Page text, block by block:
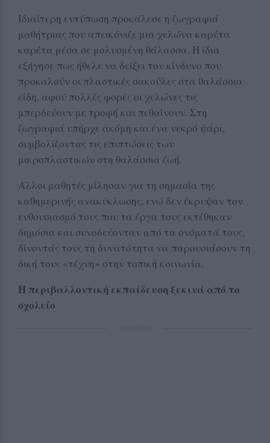
Ιδιαίτερη εντύπωση προκάλεσε η ζωγραφιά
μαθήτριας που απεικόνιζε μια χελώνα καρέτα
καρέτα μέσα σε μολυσμένη θάλασσα. Η ίδια
εξήγησε πως ήθελε να δείξει τον κίνδυνο που
προκαλούν οι πλαστικές σακούλες στα θαλάσσια
είδη, αφού πολλές φορές οι χελώνες τις
μπερδεύουν με τροφή και πεθαίνουν. Στη
ζωγραφιά υπήρχε ακόμη και ένα νεκρό ψάρι,
συμβολίζοντας τις επιπτώσεις των
μικροπλαστικών στη θαλάσσια ζωή.
Άλλοι μαθητές μίλησαν για τη σημασία της
καθημερινής ανακύκλωσης, ενώ δεν έκρυψαν τον
ενθουσιασμό τους που τα έργα τους εκτέθηκαν
δημόσια και συνοδεύονταν από τα ονόματά τους,
δίνοντάς τους τη δυνατότητα να παρουσιάσουν τη
δική τους «τέχνη» στην τοπική κοινωνία.
Η περιβαλλοντική εκπαίδευση ξεκινά από το
σχολείο